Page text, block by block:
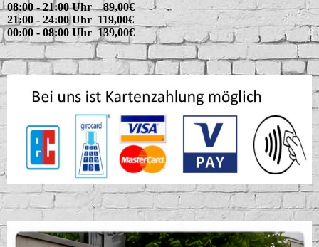
08:00 - 21:00 Uhr 89,00€
21:00 - 24:00 Uhr 119,00€
00:00 - 08:00 Uhr 139,00€